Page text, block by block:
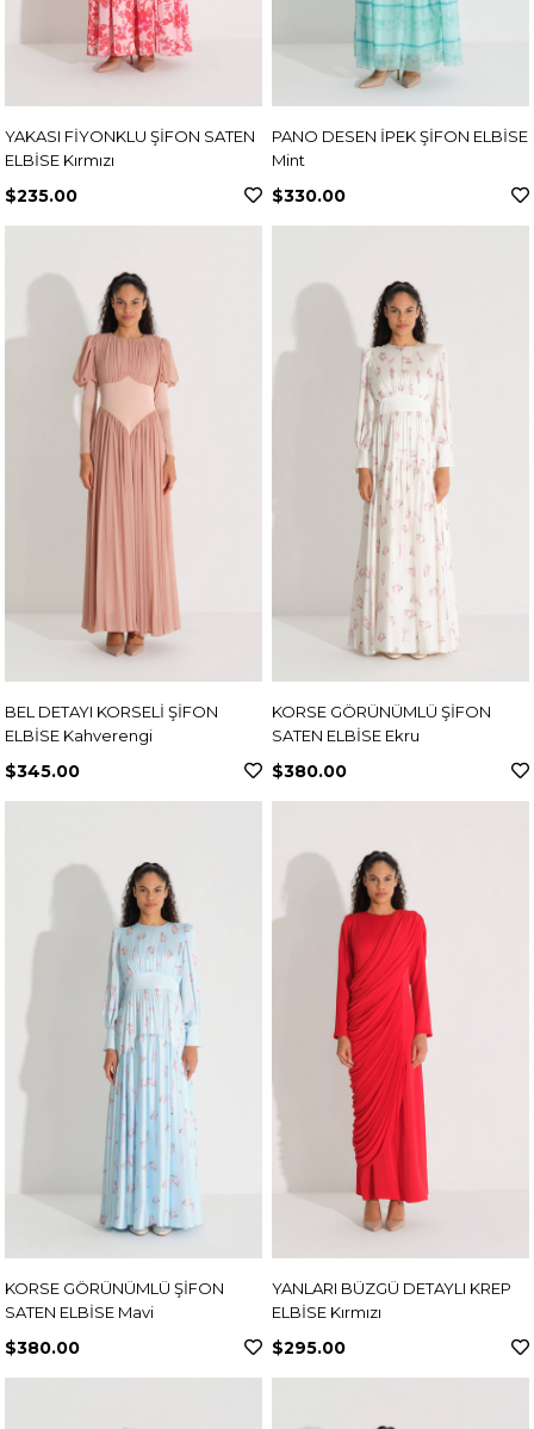
YAKASI FİYONKLU ŞİFON SATEN
ELBİSE Kırmızı
$235.00
PANO DESEN İPEK ŞİFON ELBİSE
Mint
$330.00
BEL DETAYI KORSELİ ŞİFON
ELBİSE Kahverengi
$345.00
KORSE GÖRÜNÜMLÜ ŞİFON
SATEN ELBİSE Ekru
$380.00
KORSE GÖRÜNÜMLÜ ŞİFON
SATEN ELBİSE Mavi
$380.00
YANLARI BÜZGÜ DETAYLI KREP
ELBİSE Kırmızı
$295.00